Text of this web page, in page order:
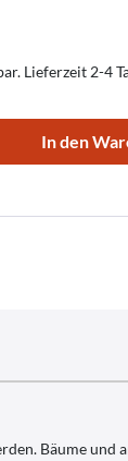
Lieferzeit 2-4
In den
Bäume und